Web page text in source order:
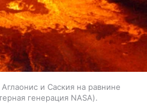
и Саския на равнине
генерация NASA).